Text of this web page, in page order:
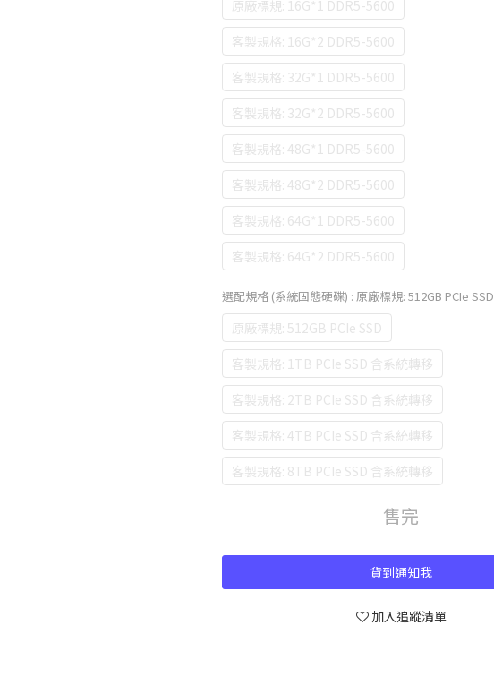
原廠標規: 16G*1 DDR5-5600
客製規格: 16G*2 DDR5-5600
客製規格: 32G*1 DDR5-5600
客製規格: 32G*2 DDR5-5600
客製規格: 48G*1 DDR5-5600
客製規格: 48G*2 DDR5-5600
客製規格: 64G*1 DDR5-5600
客製規格: 64G*2 DDR5-5600
選配規格 (系統固態硬碟) : 原廠標規: 512GB PCIe SSD
原廠標規: 512GB PCIe SSD
客製規格: 1TB PCIe SSD 含系統轉移
客製規格: 2TB PCIe SSD 含系統轉移
客製規格: 4TB PCIe SSD 含系統轉移
客製規格: 8TB PCIe SSD 含系統轉移
售完
貨到通知我
加入追蹤清單